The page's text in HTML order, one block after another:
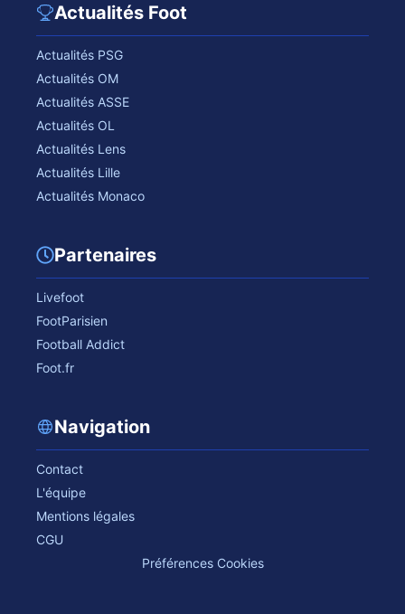
Actualités Foot
Actualités PSG
Actualités OM
Actualités ASSE
Actualités OL
Actualités Lens
Actualités Lille
Actualités Monaco
Partenaires
Livefoot
FootParisien
Football Addict
Foot.fr
Navigation
Contact
L'équipe
Mentions légales
CGU
Préférences Cookies